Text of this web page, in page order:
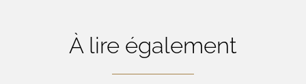
À lire également